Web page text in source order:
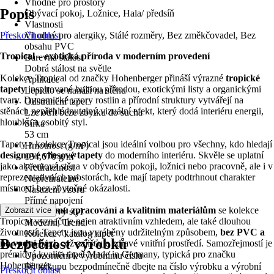
Vhodné pro prostory
Obývací pokoj, Ložnice, Hala/ předsíň
Vlastnosti
Vhodný pro alergiky, Stálé rozměry, Bez změkčovadel, Bez
obsahu PVC
Barevná stálost
Dobrá stálost na světle
Aplikace
Lepidlo se nanáší na stěnu
Odstranění tapet
Lze otřít beze zbytku do sucha
Šířka
53 cm
Hmotnost (g/m²)
134,670 g/m²
Přetíratelnost
Nepřetíratelné
Nasazení vzoru
Přímé napojení
Designový styl
Moderní, Trend
Kolekce / katalog tapet
Cerra
Upozornění k výrobnímu číslu
Při nákupu bezpodmínečně dbejte na číslo výrobku a výrobní
Popis
Přeskočit oblast
Tropical – exotická příroda v moderním provedení
Kolekce Tropical od značky Hohenberger přináší výrazné tropické
tapetyinspirované bujnou přírodou, exotickými listy a organickými
tvary. Dynamické vzory rostlin a přírodní struktury vytvářejí na
stěnách nepřehlédnutelný vizuální efekt, který dodá interiéru energii,
hloubku a osobitý styl.
Tapety z kolekce Tropical jsou ideální volbou pro všechny, kdo hledají
designové vliesové tapety do moderního interiéru. Skvěle se uplatní
jako akcentová stěna v obývacím pokoji, ložnici nebo pracovně, ale i v
reprezentativních prostorách, kde mají tapety podtrhnout charakter
místnosti bez zbytečné okázalosti.
Díkypreciznímu zpracování a kvalitním materiálům se kolekce
Tropical vyznačuje nejen atraktivním vzhledem, ale také dlouhou
životností. Tapety jsou vyráběny udržitelným způsobem, bez PVC a
na vodní bázi,což zajišťuje zdravé vnitřní prostředí. Samozřejmostí je
prémiová kvalita tapet Made in Germany, typická pro značku
Hohenberger.
Zobrazit více
Bezpečnost výrobků
Přeskočit oblast